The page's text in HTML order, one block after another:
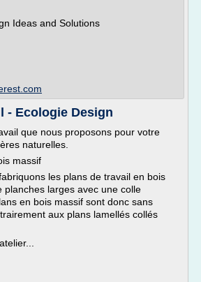
Ideas and Solutions
- Ecologie Design
que nous proposons pour votre
naturelles.
massif
les plans de travail en bois
planches larges avec une colle
en bois massif sont donc sans
aux plans lamellés collés